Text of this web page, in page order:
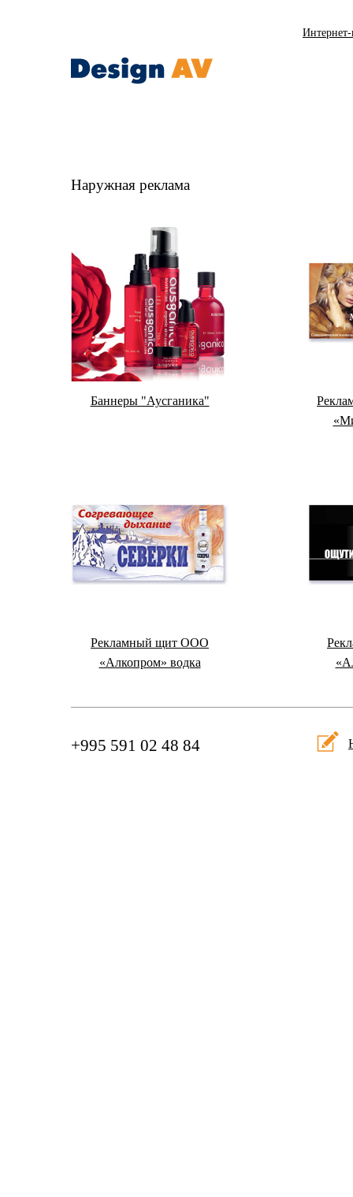
Наружная реклама
Баннеры "Аусганика"
Рекламный щит ООО
«Алкопром» водка
+995 591 02 48 84